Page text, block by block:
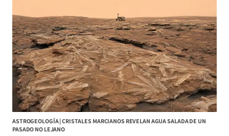
ASTROGEOLOGÍA | CRISTALES MARCIANOS REVELAN AGUA SALADA DE UN
PASADO NO LEJANO